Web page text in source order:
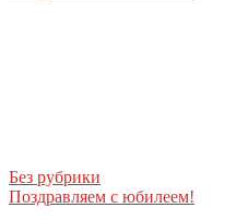
Без рубрики
Поздравляем с юбилеем!